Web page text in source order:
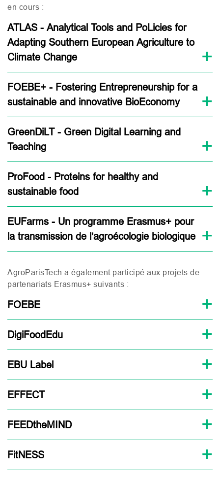
en cours :
ATLAS - Analytical Tools and PoLicies for
Adapting Southern European Agriculture to
Climate Change
FOEBE+ - Fostering Entrepreneurship for a
sustainable and innovative BioEconomy
GreenDiLT - Green Digital Learning and
Teaching
ProFood - Proteins for healthy and
sustainable food
EUFarms - Un programme Erasmus+ pour
la transmission de l’agroécologie biologique
AgroParisTech a également participé aux projets de
partenariats Erasmus+ suivants :
FOEBE
DigiFoodEdu
EBU Label
EFFECT
FEEDtheMIND
FitNESS